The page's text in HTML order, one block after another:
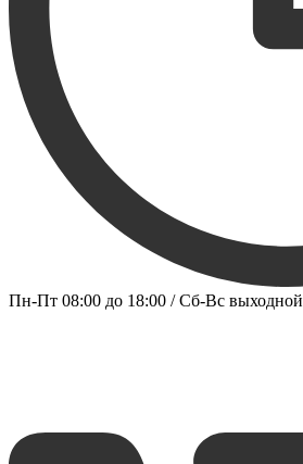
Пн-Пт 08:00 до 18:00 / Сб-Вс выходной